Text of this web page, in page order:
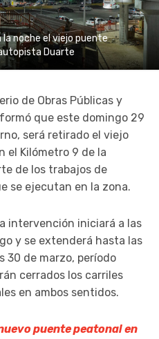
la noche el viejo puente
Duarte
de Obras Públicas y
que este domingo 29
será retirado el viejo
el Kilómetro 9 de la
de los trabajos de
se ejecutan en la zona.
intervención iniciará a las
y se extenderá hasta las
30 de marzo, período
cerrados los carriles
en ambos sentidos.
puente peatonal en